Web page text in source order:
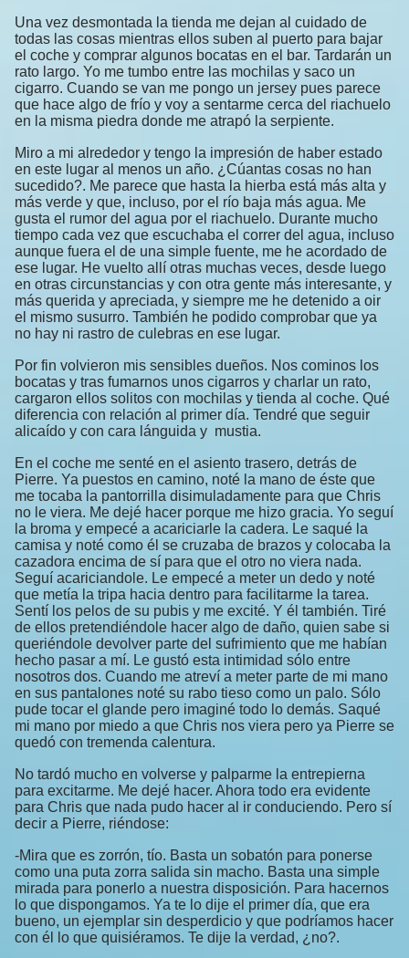
Una vez desmontada la tienda me dejan al cuidado de
todas las cosas mientras ellos suben al puerto para bajar
el coche y comprar algunos bocatas en el bar. Tardarán un
rato largo. Yo me tumbo entre las mochilas y saco un
cigarro. Cuando se van me pongo un jersey pues parece
que hace algo de frío y voy a sentarme cerca del riachuelo
en la misma piedra donde me atrapó la serpiente.
Miro a mi alrededor y tengo la impresión de haber estado
en este lugar al menos un año. ¿Cúantas cosas no han
sucedido?. Me parece que hasta la hierba está más alta y
más verde y que, incluso, por el río baja más agua. Me
gusta el rumor del agua por el riachuelo. Durante mucho
tiempo cada vez que escuchaba el correr del agua, incluso
aunque fuera el de una simple fuente, me he acordado de
ese lugar. He vuelto allí otras muchas veces, desde luego
en otras circunstancias y con otra gente más interesante, y
más querida y apreciada, y siempre me he detenido a oir
el mismo susurro. También he podido comprobar que ya
no hay ni rastro de culebras en ese lugar.
Por fin volvieron mis sensibles dueños. Nos cominos los
bocatas y tras fumarnos unos cigarros y charlar un rato,
cargaron ellos solitos con mochilas y tienda al coche. Qué
diferencia con relación al primer día. Tendré que seguir
alicaído y con cara lánguida y mustia.
En el coche me senté en el asiento trasero, detrás de
Pierre. Ya puestos en camino, noté la mano de éste que
me tocaba la pantorrilla disimuladamente para que Chris
no le viera. Me dejé hacer porque me hizo gracia. Yo seguí
la broma y empecé a acariciarle la cadera. Le saqué la
camisa y noté como él se cruzaba de brazos y colocaba la
cazadora encima de sí para que el otro no viera nada.
Seguí acariciandole. Le empecé a meter un dedo y noté
que metía la tripa hacia dentro para facilitarme la tarea.
Sentí los pelos de su pubis y me excité. Y él también. Tiré
de ellos pretendiéndole hacer algo de daño, quien sabe si
queriéndole devolver parte del sufrimiento que me habían
hecho pasar a mí. Le gustó esta intimidad sólo entre
nosotros dos. Cuando me atreví a meter parte de mi mano
en sus pantalones noté su rabo tieso como un palo. Sólo
pude tocar el glande pero imaginé todo lo demás. Saqué
mi mano por miedo a que Chris nos viera pero ya Pierre se
quedó con tremenda calentura.
No tardó mucho en volverse y palparme la entrepierna
para excitarme. Me dejé hacer. Ahora todo era evidente
para Chris que nada pudo hacer al ir conduciendo. Pero sí
decir a Pierre, riéndose:
-Mira que es zorrón, tío. Basta un sobatón para ponerse
como una puta zorra salida sin macho. Basta una simple
mirada para ponerlo a nuestra disposición. Para hacernos
lo que dispongamos. Ya te lo dije el primer día, que era
bueno, un ejemplar sin desperdicio y que podríamos hacer
con él lo que quisiéramos. Te dije la verdad, ¿no?.